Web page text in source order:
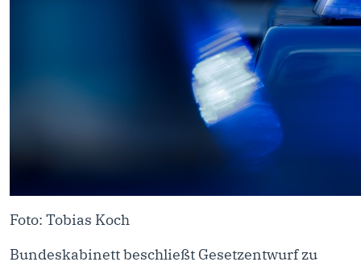
Foto: Tobias Koch
Bundeskabinett beschließt Gesetzentwurf zu